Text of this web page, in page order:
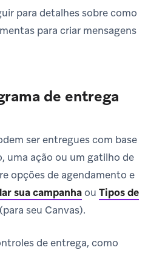
para detalhes sobre como
para criar mensagens
de entrega
ser entregues com base
uma ação ou um gatilho de
opções de agendamento e
sua campanhaou Tipos de
(para seu Canvas).
de entrega, como